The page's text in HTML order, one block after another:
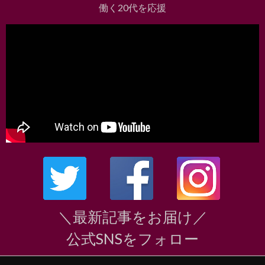
働く20代を応援
＼最新記事をお届け／
公式SNSをフォロー